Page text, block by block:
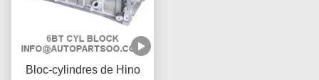
Bloc-cylindres de Hino